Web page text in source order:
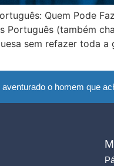
Quem Pode
Português (também
sem refazer toda
aventurado o homem que